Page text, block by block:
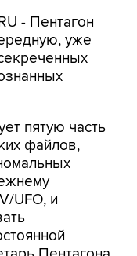
пятую часть
UFO, и
Пентагона
ведется